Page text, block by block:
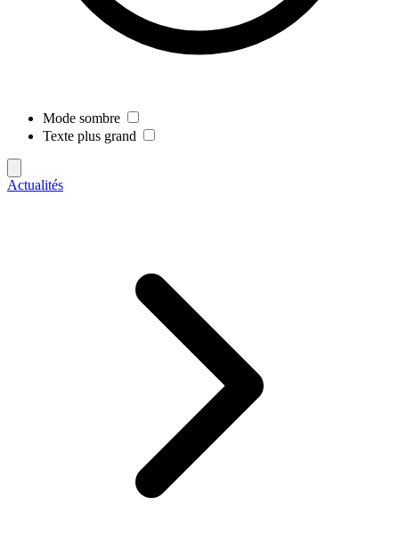
Mode sombre
Texte plus grand
Actualités